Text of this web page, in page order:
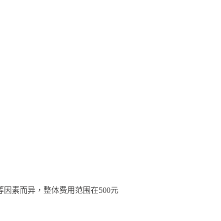
素而异，整体费用范围在500元